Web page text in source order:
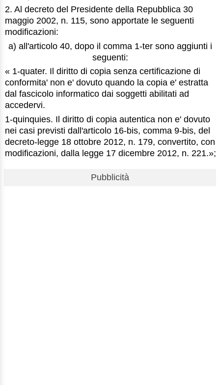
2. Al decreto del Presidente della Repubblica 30
maggio 2002, n. 115, sono apportate le seguenti
modificazioni:
a) all'articolo 40, dopo il comma 1-ter sono aggiunti i
seguenti:
« 1-quater. Il diritto di copia senza certificazione di
conformita' non e' dovuto quando la copia e' estratta
dal fascicolo informatico dai soggetti abilitati ad
accedervi.
1-quinquies. Il diritto di copia autentica non e' dovuto
nei casi previsti dall'articolo 16-bis, comma 9-bis, del
decreto-legge 18 ottobre 2012, n. 179, convertito, con
modificazioni, dalla legge 17 dicembre 2012, n. 221.»;
Pubblicità